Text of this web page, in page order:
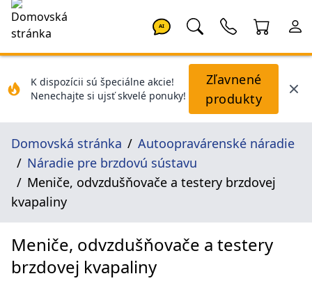
AI
K dispozícii sú špeciálne akcie!
Nenechajte si ujsť skvelé ponuky!
Zľavnené
produkty
Domovská stránka
Autoopravárenské náradie
Náradie pre brzdovú sústavu
Meniče, odvzdušňovače a testery brzdovej
kvapaliny
Meniče, odvzdušňovače a testery
brzdovej kvapaliny